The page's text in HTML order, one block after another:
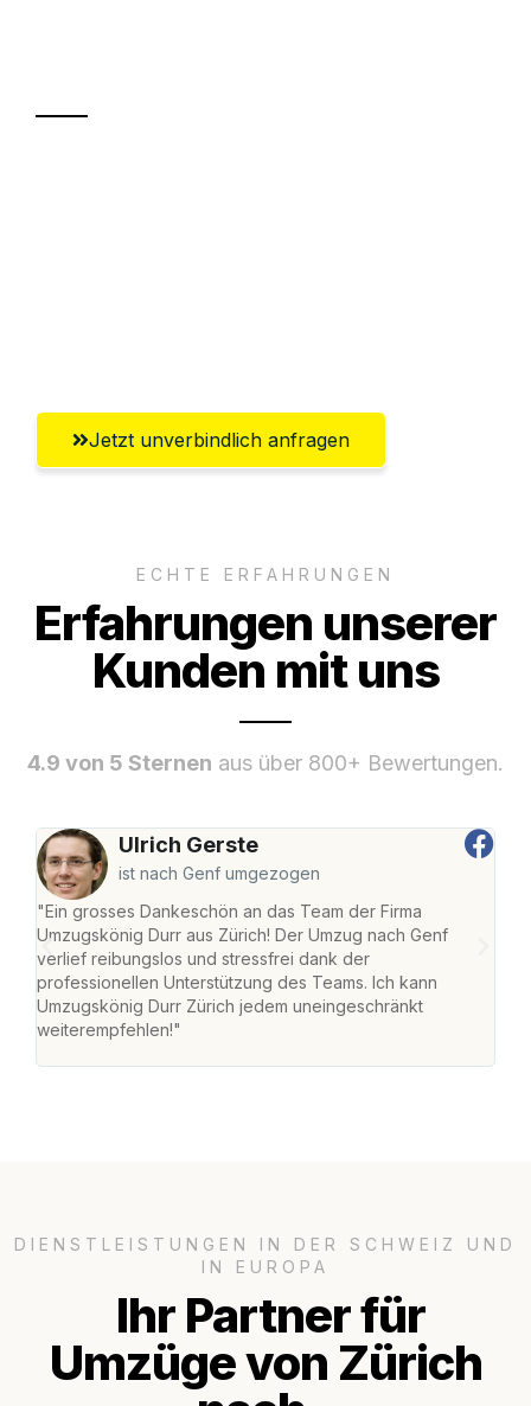
Jetzt unverbindlich anfragen
ECHTE ERFAHRUNGEN
Erfahrungen unserer
Kunden mit uns
4.9 von 5 Sternen aus über 800+ Bewertungen.
Ulrich Gerste
ist nach Genf umgezogen
"Ein grosses Dankeschön an das Team der Firma
Umzugskönig Durr aus Zürich! Der Umzug nach Genf
verlief reibungslos und stressfrei dank der
professionellen Unterstützung des Teams. Ich kann
Umzugskönig Durr Zürich jedem uneingeschränkt
weiterempfehlen!"
DIENSTLEISTUNGEN IN DER SCHWEIZ UND
IN EUROPA
Ihr Partner für
Umzüge von Zürich